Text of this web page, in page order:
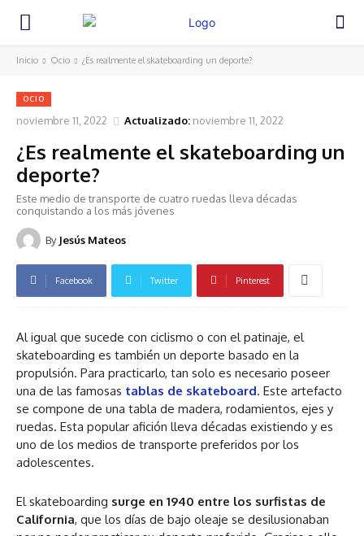
Inicio Ocio ¿Es realmente el skateboarding un deporte?
OCIO
noviembre 11, 2022 Actualizado: noviembre 11, 2022
¿Es realmente el skateboarding un
deporte?
Este medio de transporte de cuatro ruedas lleva décadas
conquistando a los más jóvenes
By Jesús Mateos
Facebook Twitter Pinterest
Al igual que sucede con ciclismo o con el patinaje, el
skateboarding es también un deporte basado en la
propulsión. Para practicarlo, tan solo es necesario poseer
una de las famosas tablas de skateboard. Este artefacto
se compone de una tabla de madera, rodamientos, ejes y
ruedas. Esta popular afición lleva décadas existiendo y es
uno de los medios de transporte preferidos por los
adolescentes.
El skateboarding surge en 1940 entre los surfistas de
California, que los días de bajo oleaje se desilusionaban